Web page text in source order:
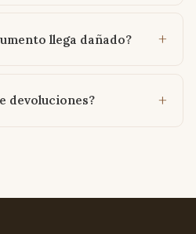
llega dañado?
devoluciones?